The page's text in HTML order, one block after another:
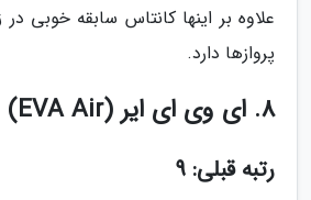
علاوه بر اینها کانتاس سابقه خوبی
پروازها دارد.
8. ای وی ای ایر (EVA Air)
رتبه قبلی: 9